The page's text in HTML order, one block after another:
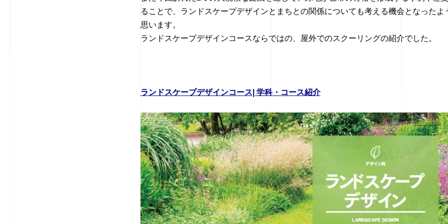
ることで、ランドスケープデザインとまちとの関係についても考える機会となったよ
思います。
ランドスケープデザインコースならではの、屋外でのスクーリングの紹介でした。
ランドスケープデザインコース| 学科・コース紹介